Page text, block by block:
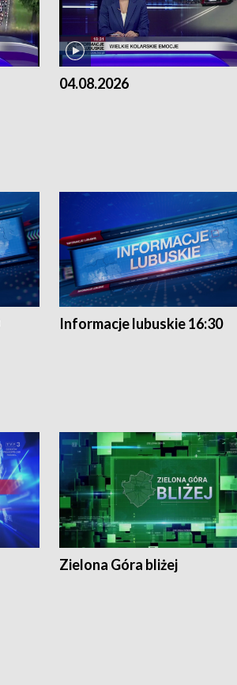
04.08.2026
Informacje lubuskie 16:30
Zielona Góra bliżej